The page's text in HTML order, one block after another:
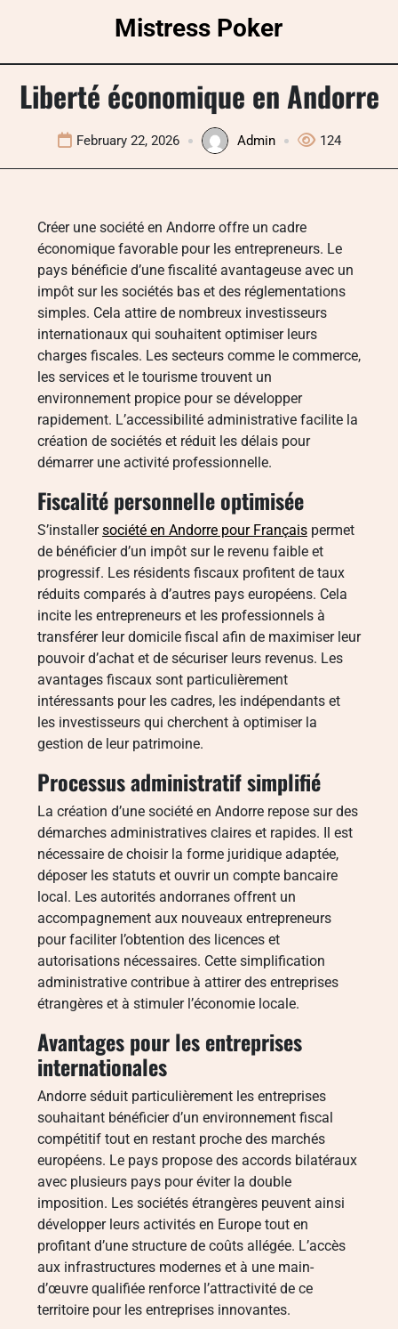
Mistress Poker
Liberté économique en Andorre
February 22, 2026 Admin 124
Créer une société en Andorre offre un cadre
économique favorable pour les entrepreneurs. Le
pays bénéficie d’une fiscalité avantageuse avec un
impôt sur les sociétés bas et des réglementations
simples. Cela attire de nombreux investisseurs
internationaux qui souhaitent optimiser leurs
charges fiscales. Les secteurs comme le commerce,
les services et le tourisme trouvent un
environnement propice pour se développer
rapidement. L’accessibilité administrative facilite la
création de sociétés et réduit les délais pour
démarrer une activité professionnelle.
Fiscalité personnelle optimisée
S’installersociété en Andorre pour Français permet
de bénéficier d’un impôt sur le revenu faible et
progressif. Les résidents fiscaux profitent de taux
réduits comparés à d’autres pays européens. Cela
incite les entrepreneurs et les professionnels à
transférer leur domicile fiscal afin de maximiser leur
pouvoir d’achat et de sécuriser leurs revenus. Les
avantages fiscaux sont particulièrement
intéressants pour les cadres, les indépendants et
les investisseurs qui cherchent à optimiser la
gestion de leur patrimoine.
Processus administratif simplifié
La création d’une société en Andorre repose sur des
démarches administratives claires et rapides. Il est
nécessaire de choisir la forme juridique adaptée,
déposer les statuts et ouvrir un compte bancaire
local. Les autorités andorranes offrent un
accompagnement aux nouveaux entrepreneurs
pour faciliter l’obtention des licences et
autorisations nécessaires. Cette simplification
administrative contribue à attirer des entreprises
étrangères et à stimuler l’économie locale.
Avantages pour les entreprises
internationales
Andorre séduit particulièrement les entreprises
souhaitant bénéficier d’un environnement fiscal
compétitif tout en restant proche des marchés
européens. Le pays propose des accords bilatéraux
avec plusieurs pays pour éviter la double
imposition. Les sociétés étrangères peuvent ainsi
développer leurs activités en Europe tout en
profitant d’une structure de coûts allégée. L’accès
aux infrastructures modernes et à une main-
d’œuvre qualifiée renforce l’attractivité de ce
territoire pour les entreprises innovantes.